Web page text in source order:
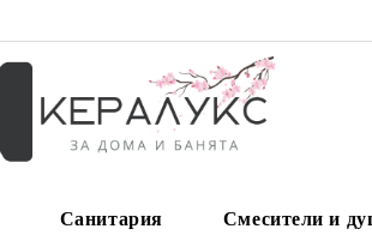
Санитария Смесители и